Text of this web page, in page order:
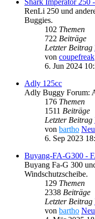
RenLi 250 und
Buggies.
102 Themen
722 Beiträge
Letzter Beitrag
von coupefreak
6. Jun 2024
Adly 125cc
Adly Buggy Forum:
176 Themen
1511 Beiträge
Letzter Beitrag
von bartho
6. Sep 2023
Buyang-FA-G300 -
Buyang Fa-G 300
Windschutzscheibe.
129 Themen
2338 Beiträge
Letzter Beitrag
von bartho